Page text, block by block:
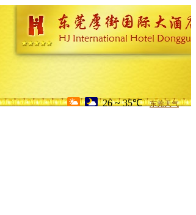
26 ~ 35℃ 东莞天气